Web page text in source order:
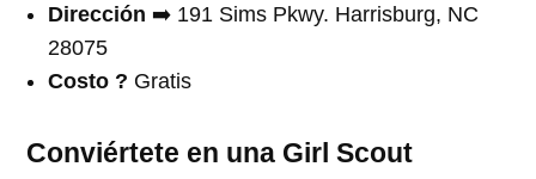
Dirección ➡️ 191 Sims Pkwy. Harrisburg, NC
28075
Costo ? Gratis
Conviértete en una Girl Scout